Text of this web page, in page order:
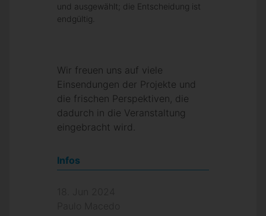
und ausgewählt; die Entscheidung ist
endgültig.
Wir freuen uns auf viele
Einsendungen der Projekte und
die frischen Perspektiven, die
dadurch in die Veranstaltung
eingebracht wird.
Infos